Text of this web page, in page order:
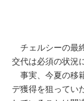
チェルシーの最
交代は必須の状況
事実、今夏の移
デ獲得を狙ってい